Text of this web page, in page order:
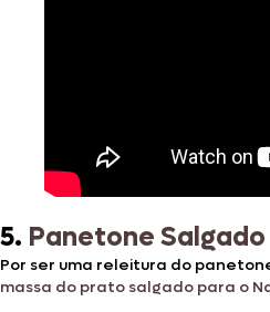
5. Panetone Salgado
Por ser uma releitura do
massa do prato salgado para o